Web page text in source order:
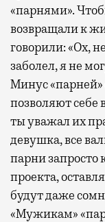
«парнями».
возвращали к
говорили: «Ох,
заболел, я не
Минус
позволяют себе
ты уважал их
девушка, все
парни запросто
проекта,
будут даже
«Мужикам»